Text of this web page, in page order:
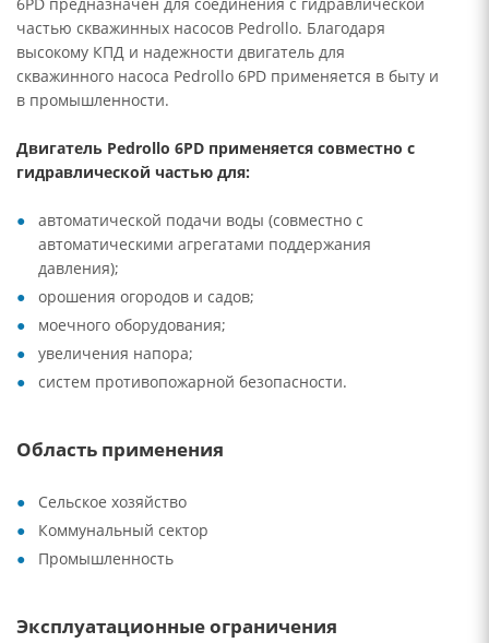
частью скважинных насосов Pedrollo. Благодаря
высокому КПД и надежности двигатель для
скважинного насоса Pedrollo 6PD применяется в быту и
в промышленности.
Двигатель Pedrollo 6PD применяется совместно с
гидравлической частью для:
автоматической подачи воды (совместно с
автоматическими агрегатами поддержания
давления);
орошения огородов и садов;
моечного оборудования;
увеличения напора;
систем противопожарной безопасности.
Область применения
Сельское хозяйство
Коммунальный сектор
Промышленность
Эксплуатационные ограничения